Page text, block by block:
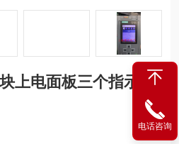
上电面板三个指示灯
电话咨询